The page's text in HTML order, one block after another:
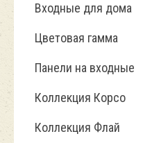
Входные для дома
Цветовая гамма
Панели на входные
Коллекция Корсо
Коллекция Флай